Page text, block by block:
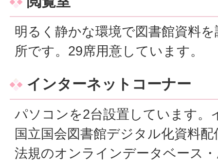
明るく静かな環境で図書館資料
所です。29席用意しています。
インターネットコーナー
パソコンを2台設置しています。
国立国会図書館デジタル化資料
法規のオンラインデータベース